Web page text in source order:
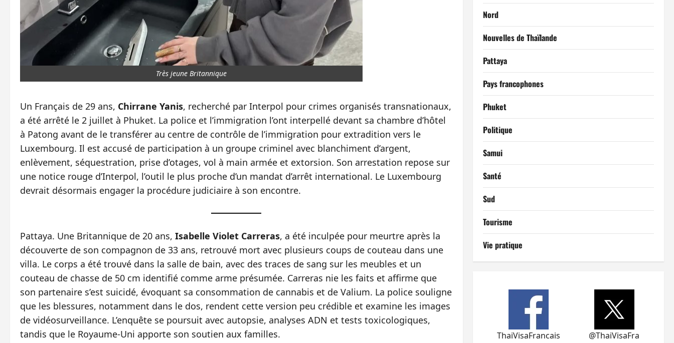
Très jeune Britannique
Un Français de 29 ans, Chirrane Yanis, recherché par Interpol pour crimes organisés transnationaux,
a été arrêté le 2 juillet à Phuket. La police et l’immigration l’ont interpellé devant sa chambre d’hôtel
à Patong avant de le transférer au centre de contrôle de l’immigration pour extradition vers le
Luxembourg. Il est accusé de participation à un groupe criminel avec blanchiment d’argent,
enlèvement, séquestration, prise d’otages, vol à main armée et extorsion. Son arrestation repose sur
une notice rouge d’Interpol, l’outil le plus proche d’un mandat d’arrêt international. Le Luxembourg
devrait désormais engager la procédure judiciaire à son encontre.
Pattaya. Une Britannique de 20 ans, Isabelle Violet Carreras, a été inculpée pour meurtre après la
découverte de son compagnon de 33 ans, retrouvé mort avec plusieurs coups de couteau dans une
villa. Le corps a été trouvé dans la salle de bain, avec des traces de sang sur les meubles et un
couteau de chasse de 50 cm identifié comme arme présumée. Carreras nie les faits et affirme que
son partenaire s’est suicidé, évoquant sa consommation de cannabis et de Valium. La police souligne
que les blessures, notamment dans le dos, rendent cette version peu crédible et examine les images
de vidéosurveillance. L’enquête se poursuit avec autopsie, analyses ADN et tests toxicologiques,
tandis que le Royaume‑Uni apporte son soutien aux familles.
Nord
Nouvelles de Thaïlande
Pattaya
Pays francophones
Phuket
Politique
Samui
Santé
Sud
Tourisme
Vie pratique
ThaiVisaFrancais @ThaiVisaFra